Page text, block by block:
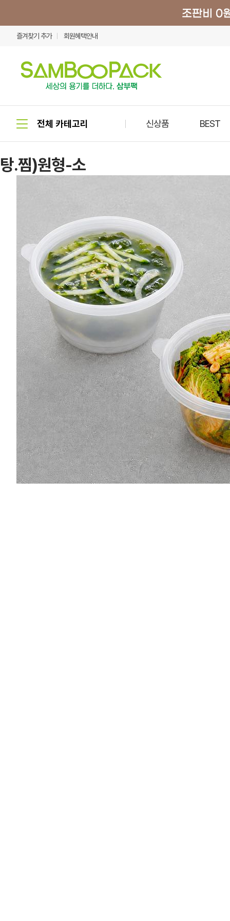
즐겨찾기 추가 회원혜택안내
신상품 BEST
탕.찜)원형-소